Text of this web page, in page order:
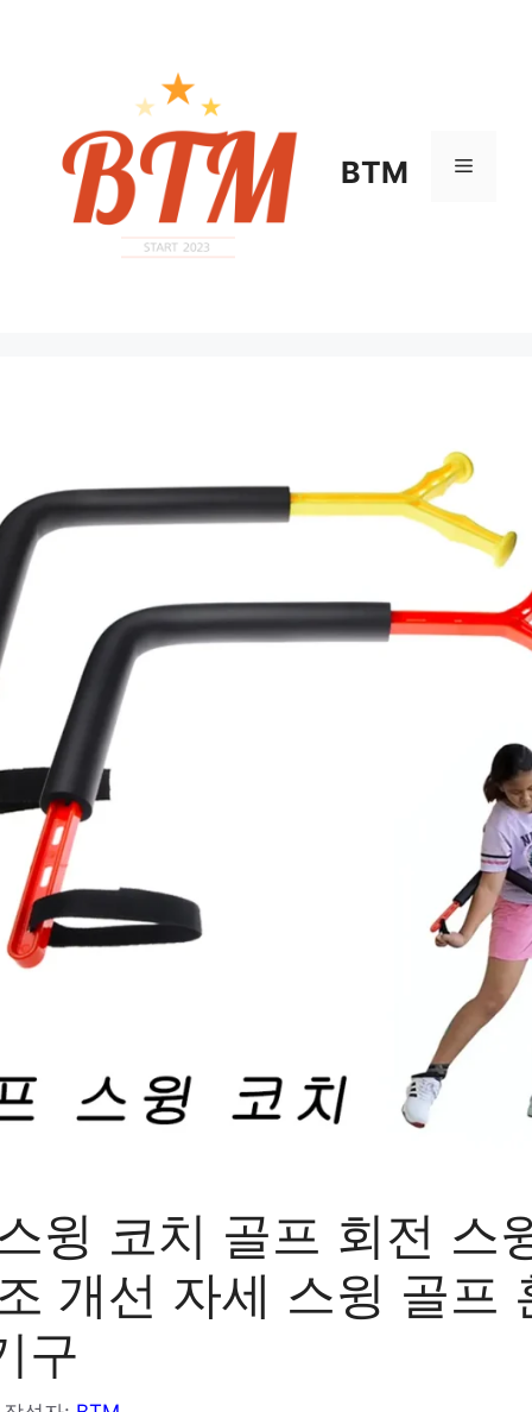
BTM 메
윙 코치 골프 회전 스
개선 자세 스윙 골프
구